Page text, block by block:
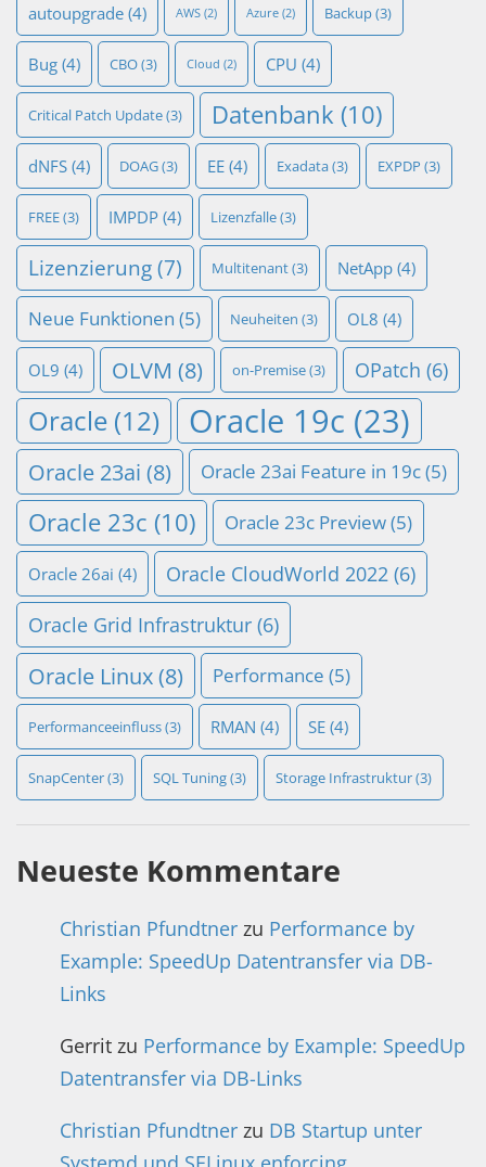
autoupgrade (4) AWS (2) Azure (2) Backup(3)
Bug (4) CBO(3) Cloud (2) CPU (4)
Critical Patch Update(3) Datenbank (10)
dNFS (4) DOAG(3) EE (4) Exadata(3) EXPDP (3)
FREE(3) IMPDP (4) Lizenzfalle(3)
Lizenzierung(7) Multitenant(3) NetApp (4)
Neue Funktionen (5) Neuheiten (3) OL8 (4)
OL9 (4) OLVM (8) on-Premise(3) OPatch (6)
Oracle (12) Oracle 19c (23)
Oracle 23ai (8) Oracle 23ai Feature in 19c(5)
Oracle 23c (10) Oracle 23c Preview(5)
Oracle 26ai (4) Oracle CloudWorld 2022 (6)
Oracle Grid Infrastruktur (6)
Oracle Linux(8) Performance (5)
Performanceeinfluss(3) RMAN (4) SE (4)
SnapCenter(3) SQL Tuning(3) Storage Infrastruktur(3)
Neueste Kommentare
Christian Pfundtner zu Performance by
Example: SpeedUp Datentransfer via DB-
Links
Gerrit zu Performance by Example: SpeedUp
Datentransfer via DB-Links
Christian Pfundtner zu DB Startup unter